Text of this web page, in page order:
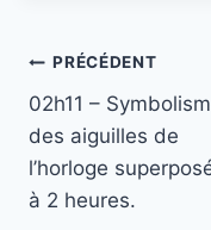
Navigation
de
l’article
PRÉCÉDENT
02h11 –
des aiguilles de
l’horloge
à 2 heures.